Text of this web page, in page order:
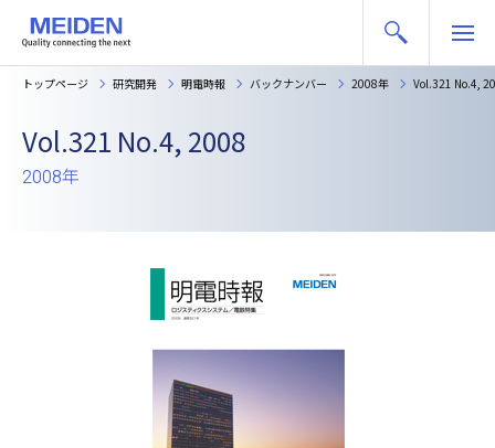
トップページ 研究開発 明電時報 バックナンバー 2008年 Vol.321 No.4,
Vol.321 No.4, 2008
2008年